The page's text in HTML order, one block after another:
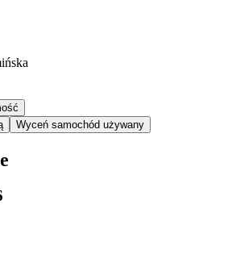
Wyceń samochód używany